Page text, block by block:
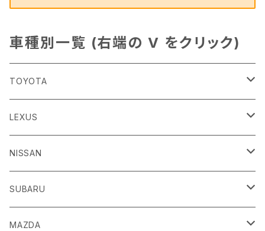
車種別一覧 (右端の V をクリック)
TOYOTA
86
H24/4～R3/8 ZN6
GR86
R3/10～ ZN8
ｂＢ
H17/12～H28/8 20系
ｂZ４X
LEXUS
ＣＴ
H23/1～R4/11
ＥＳ
H30/10～
ＧＳ
NISSAN
ＡＤ
H18/12～ Y12
ＧＴ－Ｒ
SUBARU
ＢＲＺ
MAZDA